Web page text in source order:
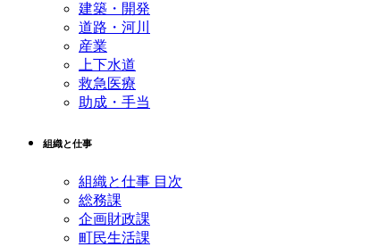
建築・開発
道路・河川
産業
上下水道
救急医療
助成・手当
組織と仕事
組織と仕事 目次
総務課
企画財政課
町民生活課